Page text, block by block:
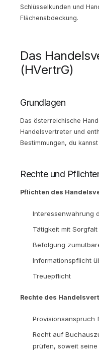
Schlüsselkunden und
Flächenabdeckung.
Das
(HVertrG)
Grundlagen
Das österreichische
Handelsvertreter und
Bestimmungen, du
Rechte und
Pflichten des
Interessenwahrung
Tätigkeit mit
Befolgung
Informationspflicht
Treuepflicht
Rechte des
Provisionsanspruch
Recht auf
prüfen, soweit